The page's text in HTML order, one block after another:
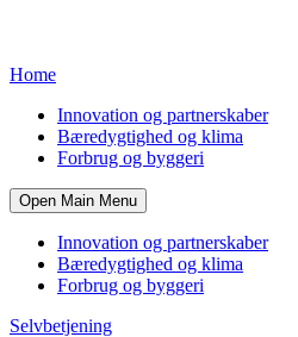
Home
Innovation og partnerskaber
Bæredygtighed og klima
Forbrug og byggeri
Open Main Menu
Innovation og partnerskaber
Bæredygtighed og klima
Forbrug og byggeri
Selvbetjening